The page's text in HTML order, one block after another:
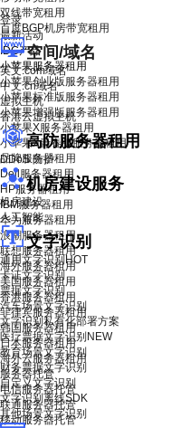
双线带宽租用
百度BGP机房带宽租用
空间/域名
英文.com域名
中文.cn域名
虚拟主机
香港云虚拟主机
高防服务器租用
DDoS 防护
机房建设服务
机房建设
人工智能
文字识别
通用文字识别 HOT
卡证文字识别
票据文字识别
汽车场景文字识别
文字识别私有化部署方案
医疗票据文字识别 NEW
教育场景文字识别
财务票据文字识别
自定义文字识别
文字识别离线SDK
其他场景文字识别
登录
最新活动
IDC产品
小苹果服务器租用
小苹果创业版服务器租用
小苹果标准版服务器租用
小苹果增强版服务器租用
小苹果X服务器租用
小苹果X青春版服务器租用
品牌服务器租用
Dell服务器租用
HP服务器租用
IBM服务器租用
华为服务器租用
浪潮服务器租用
联想服务器租用
海外服务器租用
美国服务器租用
香港服务器租用
菲律宾服务器租用
韩国服务器租用
日本服务器租用
海外云服务器租用
服务器托管
电信服务器托管
联通服务器托管
移动服务器托管